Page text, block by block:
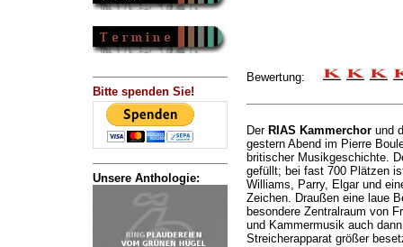
Bitte spenden Sie!
Unsere Anthologie:
Bewertung:
Der RIAS Kammerchorund
gestern Abend im Pierre
britischer Musikgeschichte.
gefüllt; bei fast 700 Plätzen
Williams, Parry, Elgar und
Zeichen. Draußen eine laue
besondere Zentralraum von
und Kammermusik auch
Streicherapparat größer